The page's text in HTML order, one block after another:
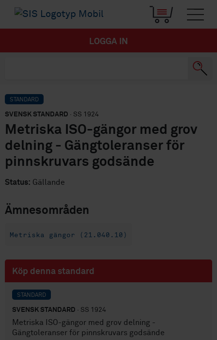
LOGGA IN
STANDARD
SVENSK STANDARD · SS 1924
Metriska ISO-gängor med grov
delning - Gängtoleranser för
pinnskruvars godsände
Status: Gällande
Ämnesområden
Metriska gängor (21.040.10)
Köp denna standard
STANDARD
SVENSK STANDARD · SS 1924
Metriska ISO-gängor med grov delning -
Gängtoleranser för pinnskruvars godsände